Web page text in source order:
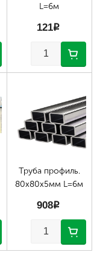
L=6м
121p
Труба профиль.
80х80х5мм L=6м
908p